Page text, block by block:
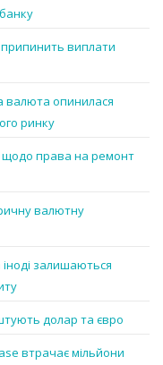
припинить виплати
валюта опинилася
ринку
права на ремонт
валютну
іноді залишаються
долар та євро
втрачає мільйони